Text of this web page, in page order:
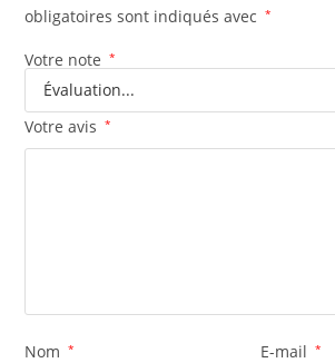
obligatoires sont indiqués avec
*
Votre note *
Votre avis *
Nom * E-mail *